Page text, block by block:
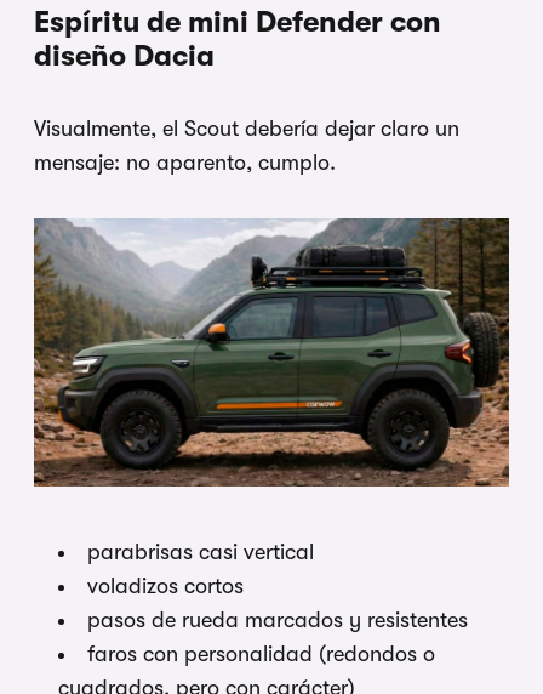
Espíritu de mini Defender con
diseño Dacia
Visualmente, el Scout debería dejar claro un
mensaje: no aparento, cumplo.
parabrisas casi vertical
voladizos cortos
pasos de rueda marcados y resistentes
faros con personalidad (redondos o
cuadrados, pero con carácter)